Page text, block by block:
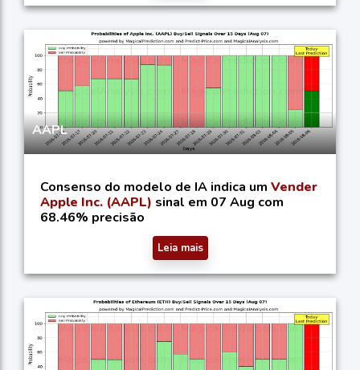
AAPL
Consenso do modelo de IA indica um Vender
Apple Inc. (AAPL) sinal em 07 Aug com
68.46% precisão
Leia mais